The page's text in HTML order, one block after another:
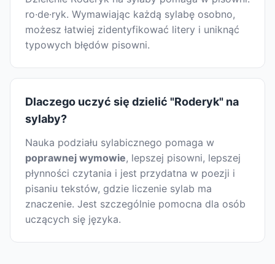
ro·de·ryk. Wymawiając każdą sylabę osobno,
możesz łatwiej zidentyfikować litery i uniknąć
typowych błędów pisowni.
Dlaczego uczyć się dzielić "Roderyk" na
sylaby?
Nauka podziału sylabicznego pomaga w
poprawnej wymowie, lepszej pisowni, lepszej
płynności czytania i jest przydatna w poezji i
pisaniu tekstów, gdzie liczenie sylab ma
znaczenie. Jest szczególnie pomocna dla osób
uczących się języka.